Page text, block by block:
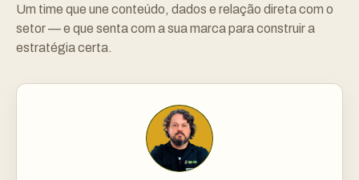
Um time que une conteúdo, dados e relação direta com o
setor — e que senta com a sua marca para construir a
estratégia certa.